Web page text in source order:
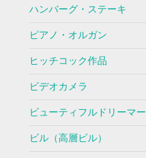
ハンバーグ・ステーキ
ピアノ・オルガン
ヒッチコック作品
ビデオカメラ
ビューティフルドリーマー
ビル（高層ビル）